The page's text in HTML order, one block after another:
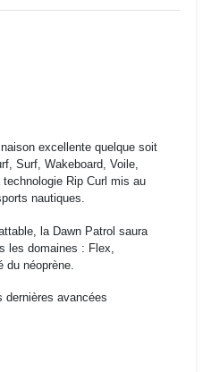
excellente quelque soit
Surf, Wakeboard, Voile,
Rip Curl mis au
nautiques.
la Dawn Patrol saura
les domaines : Flex,
néoprène.
dernières avancées